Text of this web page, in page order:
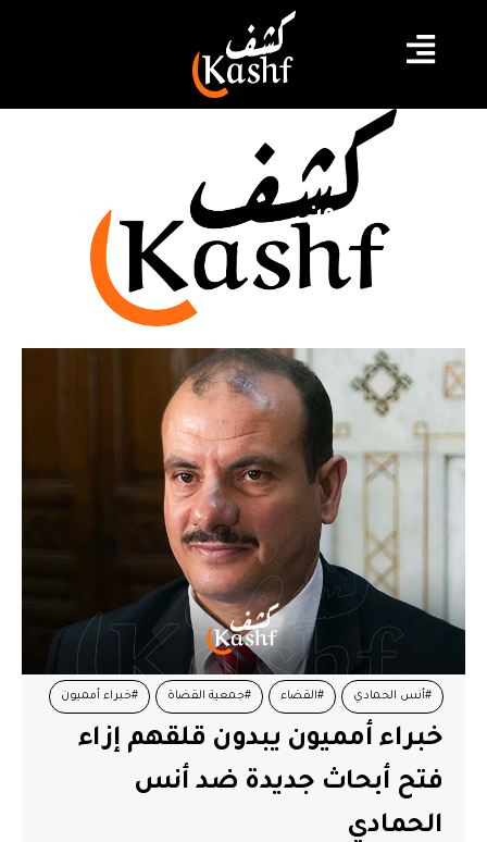
خبراء أمميون
#أنس الحمادي #القضاء #جمعية القضاة #خبراء أمميون
خبراء أمميون يبدون قلقهم إزاء
فتح أبحاث جديدة ضد أنس
الحمادي